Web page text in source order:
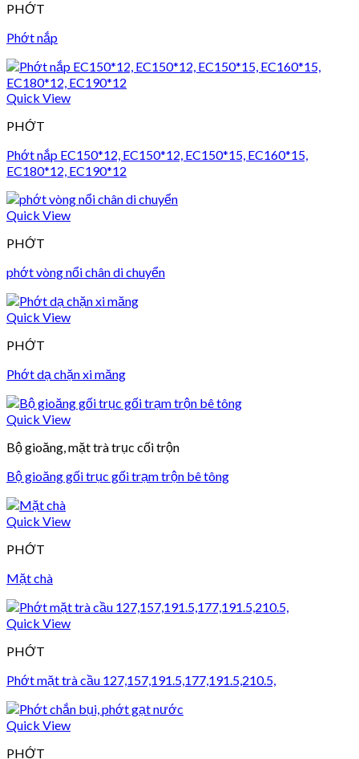
PHỚT
Phớt nắp
Quick View
PHỚT
Phớt nắp EC150*12, EC150*12, EC150*15, EC160*15,
EC180*12, EC190*12
Quick View
PHỚT
phớt vòng nổi chân di chuyển
Quick View
PHỚT
Phớt dạ chặn xi măng
Quick View
Bộ gioăng, mặt trà trục cối trộn
Bộ gioăng gối trục gối trạm trộn bê tông
Quick View
PHỚT
Mặt chà
Quick View
PHỚT
Phớt mặt trà cầu 127,157,191.5,177,191.5,210.5,
Quick View
PHỚT